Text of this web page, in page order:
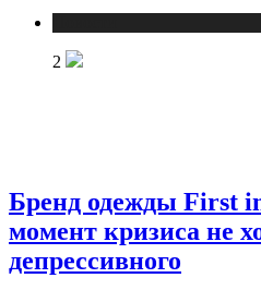
2
Бренд одежды First
момент кризиса не
депрессивного